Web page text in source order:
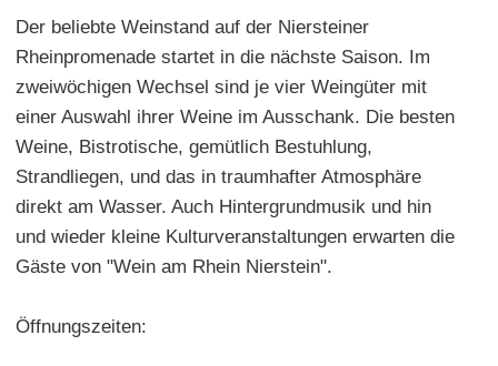
Der beliebte Weinstand auf der Niersteiner
Rheinpromenade startet in die nächste Saison. Im
zweiwöchigen Wechsel sind je vier Weingüter mit
einer Auswahl ihrer Weine im Ausschank. Die besten
Weine, Bistrotische, gemütlich Bestuhlung,
Strandliegen, und das in traumhafter Atmosphäre
direkt am Wasser. Auch Hintergrundmusik und hin
und wieder kleine Kulturveranstaltungen erwarten die
Gäste von "Wein am Rhein Nierstein".
Öffnungszeiten: